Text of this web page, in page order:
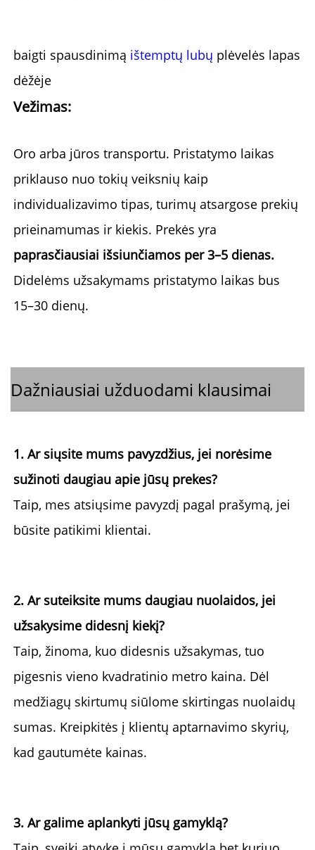
baigti spausdinimą ištemptų lubų plėvelės lapas
dėžėje
Vežimas:
Oro arba jūros transportu. Pristatymo laikas
priklauso nuo tokių veiksnių kaip
individualizavimo tipas, turimų atsargose prekių
Didelėms užsakymams pristatymo laikas bus
15–30 dienų.
Dažniausiai užduodami klausimai
1. Ar siųsite mums pavyzdžius, jei norėsime
sužinoti daugiau apie jūsų prekes?
Taip, mes atsiųsime pavyzdį pagal prašymą, jei
būsite patikimi klientai.
2. Ar suteiksite mums daugiau nuolaidos, jei
užsakysime didesnį kiekį?
Taip, žinoma, kuo didesnis užsakymas, tuo
pigesnis vieno kvadratinio metro kaina. Dėl
medžiagų skirtumų siūlome skirtingas nuolaidų
sumas. Kreipkitės į klientų aptarnavimo skyrių,
kad gautumėte kainas.
3. Ar galime aplankyti jūsų gamyklą?